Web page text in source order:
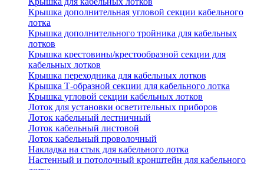
Крышка дополнительная угловой секции кабельного
лотка
Крышка дополнительного тройника для кабельных
лотков
Крышка крестовины/крестообразной секции для
кабельных лотков
Крышка переходника для кабельных лотков
Крышка Т-образной секции для кабельного лотка
Крышка угловой секции кабельных лотков
Лоток для установки осветительных приборов
Лоток кабельный лестничный
Лоток кабельный листовой
Лоток кабельный проволочный
Накладка на стык для кабельного лотка
Настенный и потолочный кронштейн для кабельного